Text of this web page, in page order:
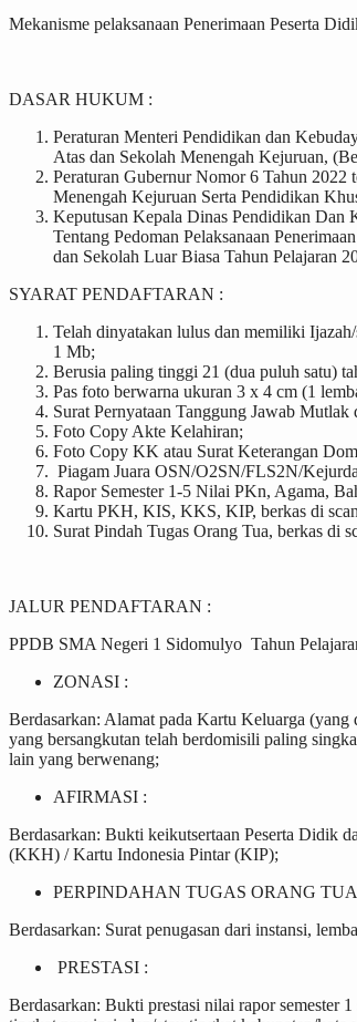
Mekanisme pelaksanaan Penerimaan Peserta
DASAR HUKUM :
Peraturan Menteri Pendidikan dan
Atas dan Sekolah Menengah Kejuruan,
Peraturan Gubernur Nomor 6 Tahun 2022
Menengah Kejuruan Serta Pendidikan
Keputusan Kepala Dinas Pendidikan Dan
Tentang Pedoman Pelaksanaan
dan Sekolah Luar Biasa Tahun Pelajaran
SYARAT PENDAFTARAN :
Telah dinyatakan lulus dan memiliki
1 Mb;
Berusia paling tinggi 21 (dua puluh satu)
Pas foto berwarna ukuran 3 x 4 cm (1
Surat Pernyataan Tanggung Jawab
Foto Copy Akte Kelahiran;
Foto Copy KK atau Surat Keterangan
Piagam Juara OSN/O2SN/FLS2N/
Rapor Semester 1-5 Nilai PKn, Agama,
Kartu PKH, KIS, KKS, KIP, berkas di
Surat Pindah Tugas Orang Tua, berkas di
JALUR PENDAFTARAN :
PPDB SMA Negeri 1 Sidomulyo Tahun
ZONASI :
Berdasarkan: Alamat pada Kartu Keluarga
yang bersangkutan telah berdomisili paling
lain yang berwenang;
AFIRMASI :
Berdasarkan: Bukti keikutsertaan Peserta Didik
(KKH) / Kartu Indonesia Pintar (KIP);
PERPINDAHAN TUGAS ORANG
Berdasarkan: Surat penugasan dari instansi,
PRESTASI :
Berdasarkan: Bukti prestasi nilai rapor semester